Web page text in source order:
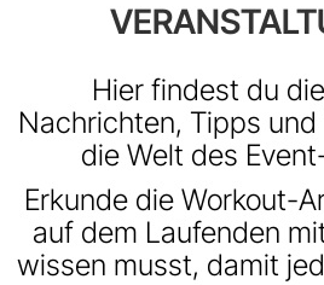
Hier findest du
Nachrichten, Tipps
die Welt des
Erkunde die Workout-
auf dem Laufenden
wissen musst, damit